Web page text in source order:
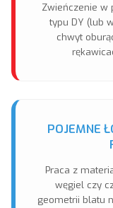
Zwieńczenie w
typu DY (lub
chwyt
POJEMNE
Praca z
węgiel czy
geometrii blatu